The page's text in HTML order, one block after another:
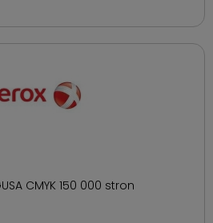
CMYK 150 000 stron